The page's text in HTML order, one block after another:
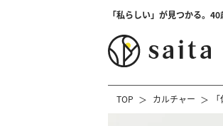
「私らしい」が見つかる。
TOP カルチャー